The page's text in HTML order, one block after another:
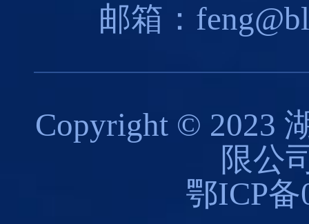
邮箱：
Copyright © 2023
限公
鄂ICP备